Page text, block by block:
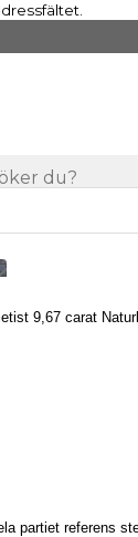
9,67 carat
partiet referens